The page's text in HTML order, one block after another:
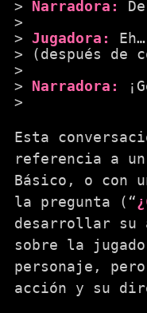
Narradora:
Jugadora:
(después
Narradora:
Esta
referencia a
Básico, o con
la pregunta (“
desarrollar su
sobre la
personaje,
acción y su